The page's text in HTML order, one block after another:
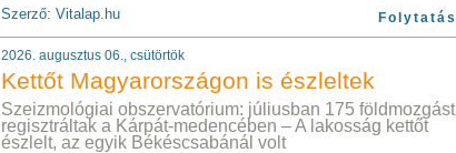
Szerző: Vitalap.hu
Folytatás
2026. augusztus 06., csütörtök
Kettőt Magyarországon is észleltek
Szeizmológiai obszervatórium: júliusban 175 földmozgást
regisztráltak a Kárpát-medencében – A lakosság kettőt
észlelt, az egyik Békéscsabánál volt